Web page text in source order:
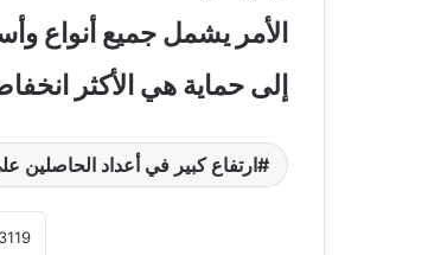
الأمر يشمل جميع أنواع
إلى حماية هي الأكثر
ارتفاع كبير في أعداد الحاصلين